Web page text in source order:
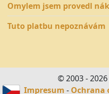
Omylem jsem provedl
Tuto platbu nepoznávám
© 2003 - 2026
Impresum - Ochrana